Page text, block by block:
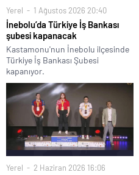
Yerel 1 Ağustos 2026 20:40
İnebolu’da Türkiye İş Bankası
şubesi kapanacak
Kastamonu'nun İnebolu ilçesinde
Türkiye İş Bankası Şubesi
kapanıyor.
Yerel 2 Haziran 2026 16:06